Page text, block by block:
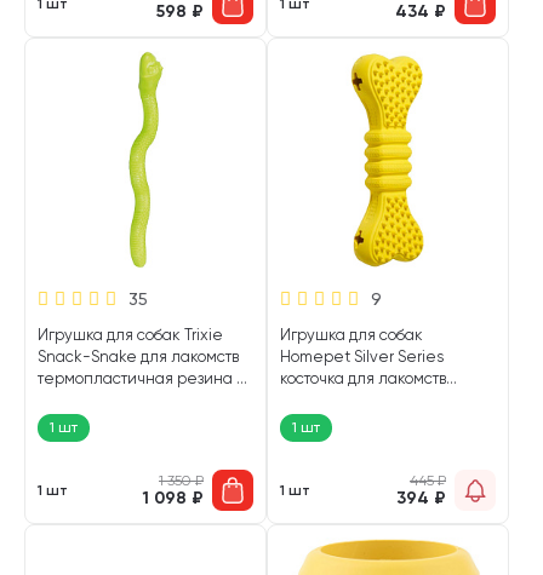
598 ₽ 434 ₽
35
Игрушка для собак Trixie
Snack-Snake для лакомств
термопластичная резина 42
1 шт
1 шт
1 350₽
1 098 ₽
9
Игрушка для собак
Homepet Silver Series
косточка для лакомств
см (1 шт)
1 шт
1 шт
445₽
394 ₽